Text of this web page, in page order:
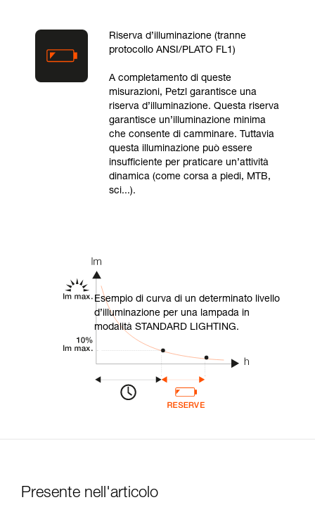
Riserva d’illuminazione (tranne
protocollo ANSI/PLATO FL1)
A completamento di queste
misurazioni, Petzl garantisce una
riserva d’illuminazione. Questa riserva
garantisce un’illuminazione minima
che consente di camminare. Tuttavia
questa illuminazione può essere
insufficiente per praticare un’attività
dinamica (come corsa a piedi, MTB,
sci...).
Esempio di curva di un determinato livello
d’illuminazione per una lampada in
modalità STANDARD LIGHTING.
Presente nell'articolo